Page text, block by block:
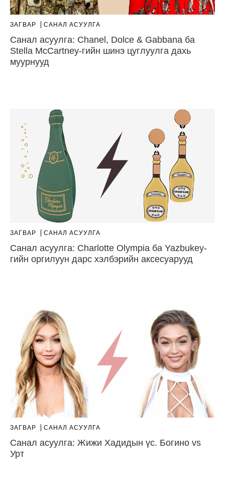
ЗАГВАР САНАЛ АСУУЛГА
Санал асуулга: Chanel, Dolce & Gabbana ба
Stella McCartney-гийн шинэ цуглуулга дахь
муурнууд
ЗАГВАР САНАЛ АСУУЛГА
Санал асуулга: Charlotte Olympia ба Yazbukey-
гийн оргилуун дарс хэлбэрийн аксесуарууд
ЗАГВАР САНАЛ АСУУЛГА
Санал асуулга: Жижи Хадидын үс. Богино vs
Урт